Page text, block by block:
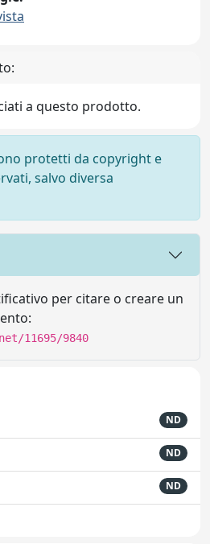
a questo prodotto.
protetti da copyright e
salvo diversa
per citare o creare un
11695/9840
ND
ND
ND